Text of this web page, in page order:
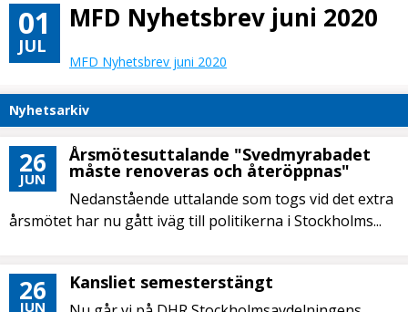
01
JUL
MFD Nyhetsbrev juni 2020
MFD Nyhetsbrev juni 2020
Nyhetsarkiv
26
JUN
Årsmötesuttalande "Svedmyrabadet
måste renoveras och återöppnas"
Nedanstående uttalande som togs vid det extra
årsmötet har nu gått iväg till politikerna i Stockholms...
26
JUN
Kansliet semesterstängt